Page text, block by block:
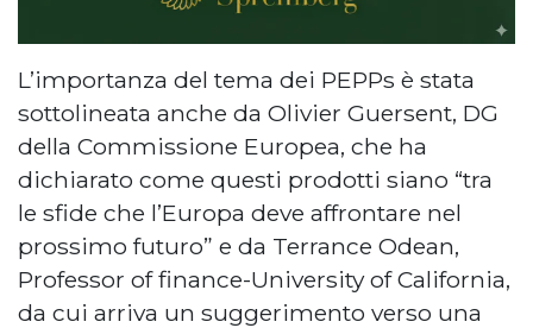
L’importanza del tema dei PEPPs è stata
sottolineata anche da Olivier Guersent, DG
della Commissione Europea, che ha
dichiarato come questi prodotti siano “tra
le sfide che l’Europa deve affrontare nel
prossimo futuro” e da Terrance Odean,
Professor of finance-University of California,
da cui arriva un suggerimento verso una